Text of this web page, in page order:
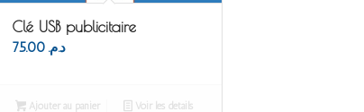
Clé USB publicitaire
د.م. 75.00
Ajouter au panier Voir les détails